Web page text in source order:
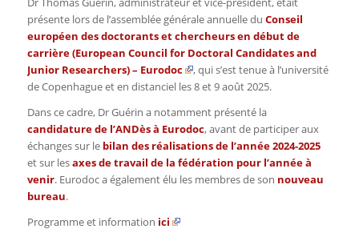
présente lors de l’assemblée générale annuelle du Conseil
européen des doctorants et chercheurs en début de
carrière (European Council for Doctoral Candidates and
Junior Researchers) – Eurodoc
, qui s’est tenue à l’université
de Copenhague et en distanciel les 8 et 9 août 2025.
Dans ce cadre, Dr Guérin a notamment présenté la
candidature de l’ANDès à Eurodoc, avant de participer aux
échanges sur le bilan des réalisations de l’année 2024-2025
et sur lesaxes de travail de la fédération pour l’année à
venir. Eurodoc a également élu les membres de son nouveau
bureau.
Programme et information ici